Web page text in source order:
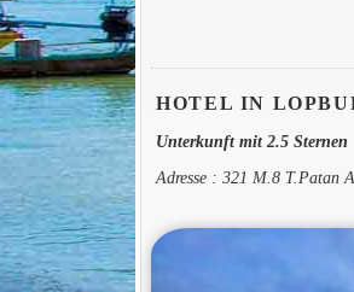
HOTEL IN
Unterkunft mit 2.5 Sternen
Adresse : 321 M.8 T.Patan